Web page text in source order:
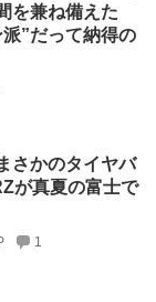
を兼ね備えた
”だって納得の
さかのタイヤバ
が真夏の富士で
1